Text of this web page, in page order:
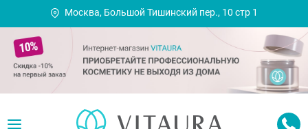
Москва, Большой Тишинский пер., 10 стр 1